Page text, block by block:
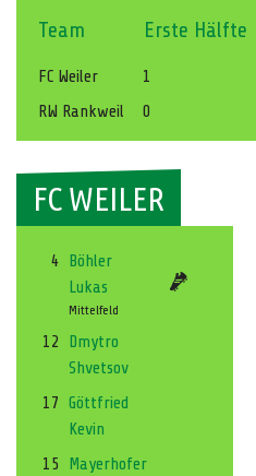
Team Erste Hälfte
FC Weiler 1
RW Rankweil
0
FC WEILER
4 Böhler
Lukas
Mittelfeld
12
Dmytro
Shvetsov
17 Göttfried
Kevin
15
Mayerhofer